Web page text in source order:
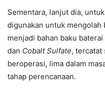
Sementara, lanjut dia,
digunakan untuk
menjadi bahan baku
dan Cobalt Sulfate, tercatat
beroperasi, lima dalam
tahap perencanaan.